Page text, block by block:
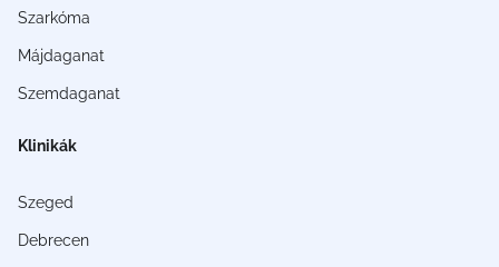
Szarkóma
Májdaganat
Szemdaganat
Klinikák
Szeged
Debrecen